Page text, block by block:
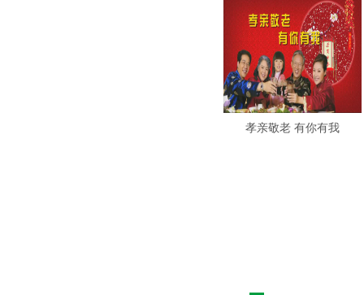
孝亲敬老 有你有我